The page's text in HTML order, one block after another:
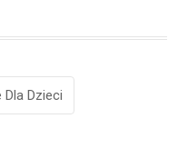
Dzieci